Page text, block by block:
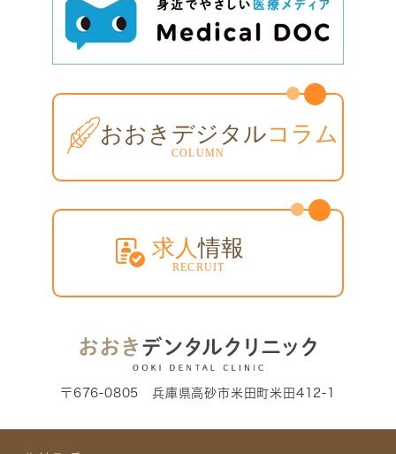
〒676-0805 兵庫県高砂市米田町米田412-1